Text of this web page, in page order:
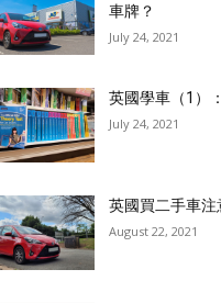
車牌？
July 24, 2021
英國學車（1）
July 24, 2021
英國買二手車注
August 22, 2021